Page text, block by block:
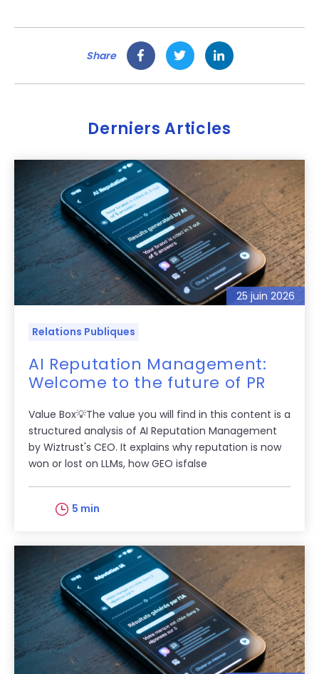
Share
Derniers Articles
25 juin 2026
Relations Publiques
AI Reputation Management:
Welcome to the future of PR
Value Box💡The value you will find in this content is a
structured analysis of AI Reputation Management
by Wiztrust's CEO. It explains why reputation is now
won or lost on LLMs, how GEO isfalse
5 min